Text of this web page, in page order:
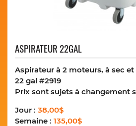
ASPIRATEUR 22GAL
Aspirateur à 2 moteurs, à sec
22 gal #2919
Prix sont sujets à changement
Jour : 38,00$
Semaine : 135,00$